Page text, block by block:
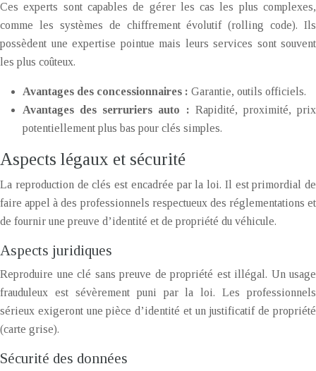
Ces experts sont capables de gérer les cas les plus complexes,
comme les systèmes de chiffrement évolutif (rolling code). Ils
possèdent une expertise pointue mais leurs services sont souvent
les plus coûteux.
Avantages des concessionnaires : Garantie, outils officiels.
Avantages des serruriers auto : Rapidité, proximité, prix
potentiellement plus bas pour clés simples.
Aspects légaux et sécurité
La reproduction de clés est encadrée par la loi. Il est primordial de
faire appel à des professionnels respectueux des réglementations et
de fournir une preuve d’identité et de propriété du véhicule.
Aspects juridiques
Reproduire une clé sans preuve de propriété est illégal. Un usage
frauduleux est sévèrement puni par la loi. Les professionnels
sérieux exigeront une pièce d’identité et un justificatif de propriété
(carte grise).
Sécurité des données